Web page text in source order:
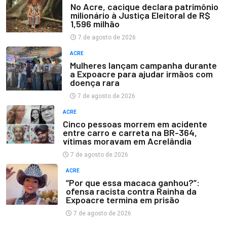
No Acre, cacique declara patrimônio
milionário à Justiça Eleitoral de R$
1,596 milhão
7 de agosto de 2026
ACRE
Mulheres lançam campanha durante
a Expoacre para ajudar irmãos com
doença rara
7 de agosto de 2026
ACRE
Cinco pessoas morrem em acidente
entre carro e carreta na BR-364,
vítimas moravam em Acrelândia
7 de agosto de 2026
ACRE
“Por que essa macaca ganhou?”:
ofensa racista contra Rainha da
Expoacre termina em prisão
7 de agosto de 2026